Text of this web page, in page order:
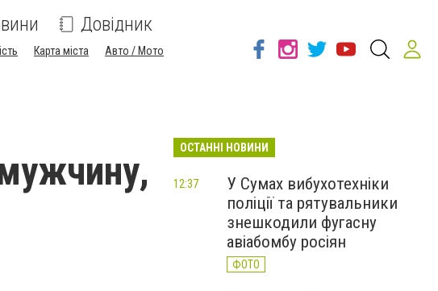
Довідник
Карта міста
Авто / Мото
ОСТАННІ НОВИНИ
У Сумах вибухотехніки
поліції та рятувальники
знешкодили фугасну
авіабомбу росіян
ФОТО
12:37